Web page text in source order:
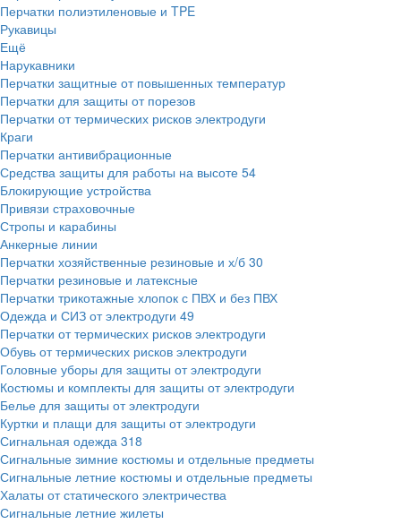
Перчатки полиэтиленовые и TPE
Рукавицы
Ещё
Нарукавники
Перчатки защитные от повышенных температур
Перчатки для защиты от порезов
Перчатки от термических рисков электродуги
Краги
Перчатки антивибрационные
Средства защиты для работы на высоте 54
Блокирующие устройства
Привязи страховочные
Стропы и карабины
Анкерные линии
Перчатки хозяйственные резиновые и х/б 30
Перчатки резиновые и латексные
Перчатки трикотажные хлопок с ПВХ и без ПВХ
Одежда и СИЗ от электродуги 49
Перчатки от термических рисков электродуги
Обувь от термических рисков электродуги
Головные уборы для защиты от электродуги
Костюмы и комплекты для защиты от электродуги
Белье для защиты от электродуги
Куртки и плащи для защиты от электродуги
Сигнальная одежда 318
Сигнальные зимние костюмы и отдельные предметы
Сигнальные летние костюмы и отдельные предметы
Халаты от статического электричества
Сигнальные летние жилеты